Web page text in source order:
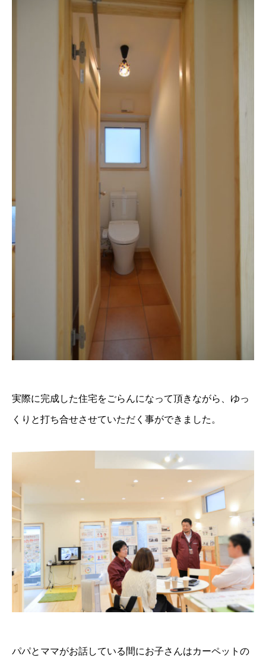
実際に完成した住宅をごらんになって頂きながら、ゆっ
くりと打ち合せさせていただく事ができました。
パパとママがお話している間にお子さんはカーペットの